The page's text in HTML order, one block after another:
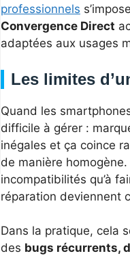
professionnels
Convergence Direct
adaptées aux usages
Les limites
Quand les
difficile à gérer :
inégales et ça coince
de manière
incompatibilités qu’à
réparation deviennent
Dans la pratique, cela
des bugs récurrents,